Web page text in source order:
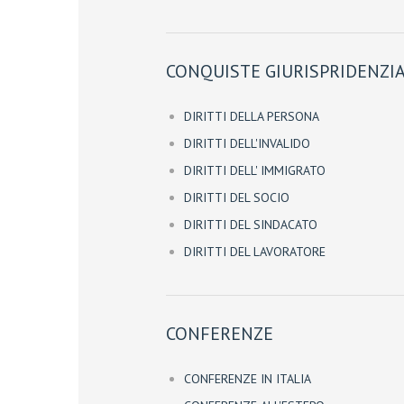
CONQUISTE
DIRITTI DELLA PERSONA
DIRITTI DELL'INVALIDO
DIRITTI DELL' IMMIGRATO
DIRITTI DEL SOCIO
DIRITTI DEL SINDACATO
DIRITTI DEL LAVORATORE
CONFERENZE
CONFERENZE IN ITALIA